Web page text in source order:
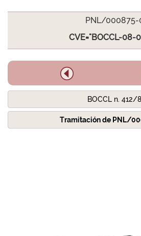
PNL/000875-
CVE="BOCCL-08-
BOCCL n. 412/8
Tramitación de PNL/